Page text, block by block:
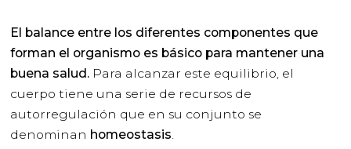
El balance entre los diferentes componentes que
forman el organismo es básico para mantener una
buena salud. Para alcanzar este equilibrio, el
cuerpo tiene una serie de recursos de
autorregulación que en su conjunto se
denominan homeostasis.